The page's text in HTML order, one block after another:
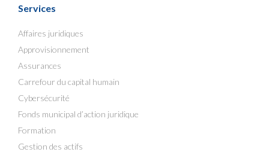
Services
Affaires juridiques
Approvisionnement
Assurances
Carrefour du capital humain
Cybersécurité
Fonds municipal d’action juridique
Formation
Gestion des actifs